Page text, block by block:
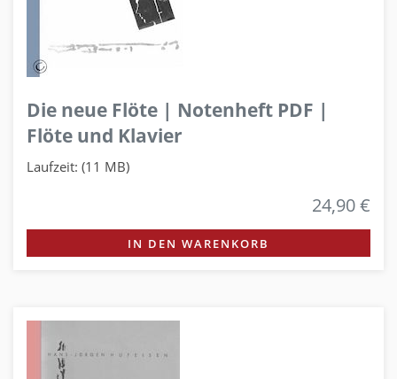
Die neue Flöte | Notenheft PDF |
Flöte und Klavier
Laufzeit: (11 MB)
24,90 €
IN DEN WARENKORB